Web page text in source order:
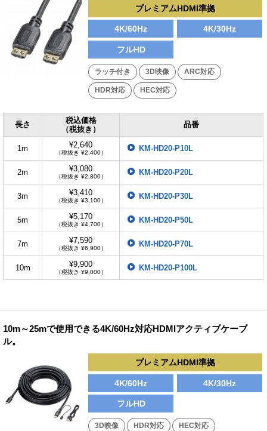
プレミアムHDMI準拠
4K/60Hz 4K/30Hz
フルHD
ラッチ付き 3D映像 ARC対応
HDR対応 HEC対応
長さ
税込価格
（税抜き）
品番
1m ¥2,640
（税抜き ¥2,400） KM-HD20-P10L
2m ¥3,080
（税抜き ¥2,800） KM-HD20-P20L
3m ¥3,410
（税抜き ¥3,100） KM-HD20-P30L
5m ¥5,170
（税抜き ¥4,700） KM-HD20-P50L
7m ¥7,590
（税抜き ¥6,900） KM-HD20-P70L
10m ¥9,900
（税抜き ¥9,000） KM-HD20-P100L
10m～25mで使用できる4K/60Hz対応HDMIアクティブケーブ
ル。
プレミアムHDMI準拠
4K/60Hz 4K/30Hz
フルHD
3D映像 HDR対応 HEC対応